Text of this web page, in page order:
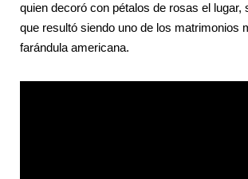
quien decoró con pétalos de rosas el lugar,
que resultó siendo uno de los matrimonios
farándula americana.